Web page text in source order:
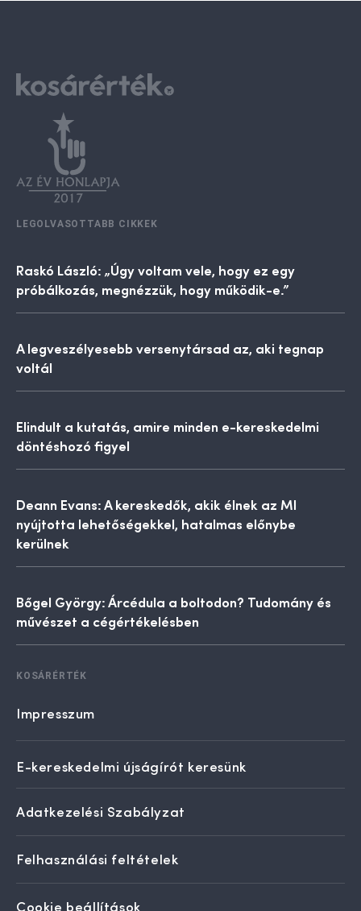
LEGOLVASOTTABB CIKKEK
Raskó László: „Úgy voltam vele, hogy ez egy
próbálkozás, megnézzük, hogy működik-e.”
A legveszélyesebb versenytársad az, aki tegnap
voltál
Elindult a kutatás, amire minden e-kereskedelmi
döntéshozó figyel
Deann Evans: A kereskedők, akik élnek az MI
nyújtotta lehetőségekkel, hatalmas előnybe
kerülnek
Bőgel György: Árcédula a boltodon? Tudomány és
művészet a cégértékelésben
KOSÁRÉRTÉK
Impresszum
E-kereskedelmi újságírót keresünk
Adatkezelési Szabályzat
Felhasználási feltételek